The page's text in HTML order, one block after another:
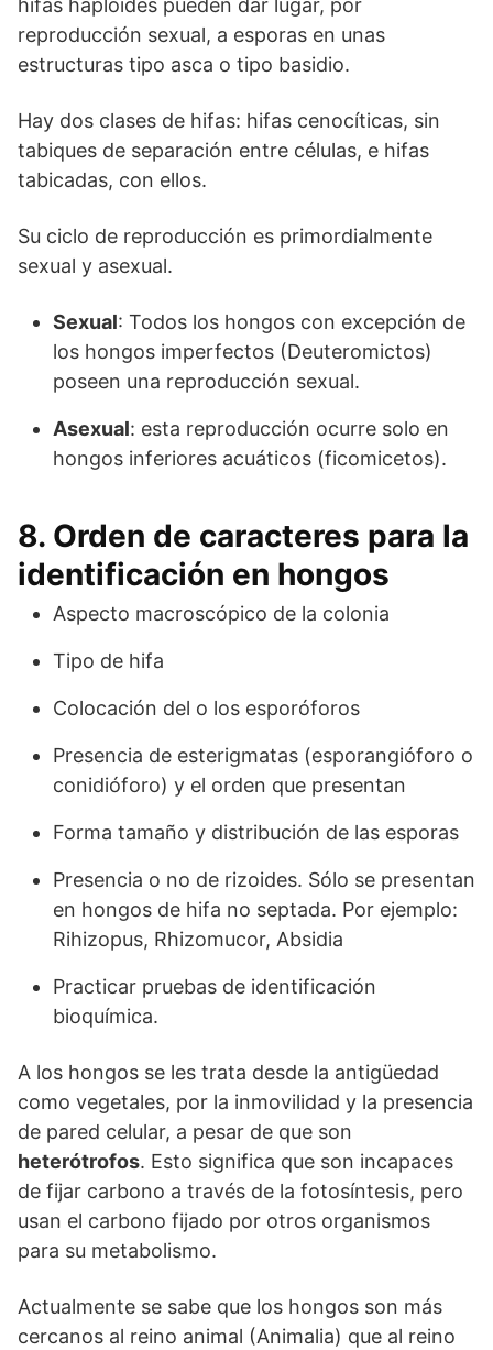
hifas haploides pueden dar lugar, por
reproducción sexual, a esporas en unas
estructuras tipo asca o tipo basidio.
Hay dos clases de hifas: hifas cenocíticas, sin
tabiques de separación entre células, e hifas
tabicadas, con ellos.
Su ciclo de reproducción es primordialmente
sexual y asexual.
Sexual: Todos los hongos con excepción de
los hongos imperfectos (Deuteromictos)
poseen una reproducción sexual.
Asexual: esta reproducción ocurre solo en
hongos inferiores acuáticos (ficomicetos).
8. Orden de caracteres para la
identificación en hongos
Aspecto macroscópico de la colonia
Tipo de hifa
Colocación del o los esporóforos
Presencia de esterigmatas (esporangióforo o
conidióforo) y el orden que presentan
Forma tamaño y distribución de las esporas
Presencia o no de rizoides. Sólo se presentan
en hongos de hifa no septada. Por ejemplo:
Rihizopus, Rhizomucor, Absidia
Practicar pruebas de identificación
bioquímica.
A los hongos se les trata desde la antigüedad
como vegetales, por la inmovilidad y la presencia
de pared celular, a pesar de que son
heterótrofos. Esto significa que son incapaces
de fijar carbono a través de la fotosíntesis, pero
usan el carbono fijado por otros organismos
para su metabolismo.
Actualmente se sabe que los hongos son más
cercanos al reino animal (Animalia) que al reino